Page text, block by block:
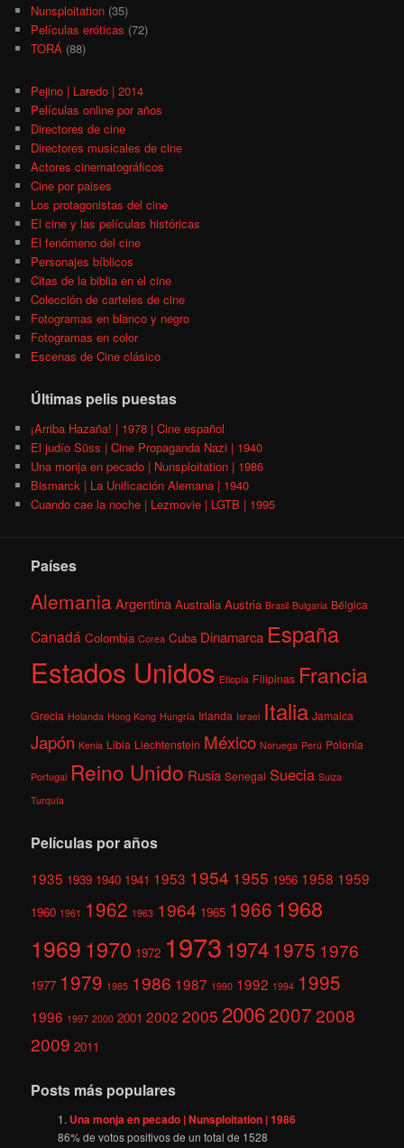
Nunsploitation (35)
Películas eróticas (72)
TORÁ (88)
Pejino | Laredo | 2014
Películas online por años
Directores de cine
Directores musicales de cine
Actores cinematográficos
Cine por paises
Los protagonistas del cine
El cine y las películas históricas
El fenómeno del cine
Personajes bíblicos
Citas de la biblia en el cine
Colección de carteles de cine
Fotogramas en blanco y negro
Fotogramas en color
Escenas de Cine clásico
Últimas pelis puestas
¡Arriba Hazaña! | 1978 | Cine español
El judío Süss | Cine Propaganda Nazi | 1940
Una monja en pecado | Nunsploitation | 1986
Bismarck | La Unificación Alemana | 1940
Cuando cae la noche | Lezmovie | LGTB | 1995
Países
AlemaniaArgentina Australia Austria Brasil Bulgaria Bélgica
Canadá Colombia Corea Cuba Dinamarca España
Estados Unidos Etiopía Filipinas Francia
Grecia Holanda Hong Kong Hungría Irlanda Israel Italia Jamaica
Japón Kenia Libia Liechtenstein México Noruega Perú Polonia
Portugal Reino Unido Rusia Senegal Suecia Suiza
Turquía
Películas por años
1935 1939 1940 1941 1953 1954 1955 1956 1958 1959
1960 1961 1962 1963 1964 1965 1966 1968
1969 1970 1972 1973 1974 1975 1976
1977 1979 1985 1986 1987 1990 1992 1994 1995
1996 1997 2000 2001 2002 2005 200620072008
2009 2011
Posts más populares
Una monja en pecado | Nunsploitation | 1986
86% de votos positivos de un total de 1528